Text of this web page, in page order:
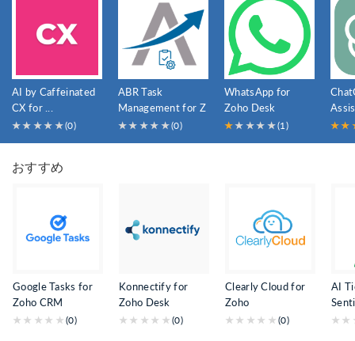
AI by Caffeinated
CX for ...
★★ ★★ ★(0)
ABR Task
Management for Z
...
★★ ★★ ★(0)
WhatsApp for
Zoho Desk
★★ ★★ ★(1)
...
★★
おすすめ
Google Tasks for
Zoho CRM
★ ★ ★ ★ ★ (0)
Konnectify for
Zoho Desk
★ ★ ★ ★ ★ (0)
Clearly Cloud for
Zoho
★ ★ ★ ★ ★ (0)
AI
★ ★